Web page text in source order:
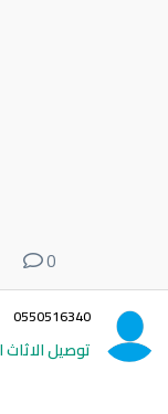
0
0550516340
توصيل الاثاث